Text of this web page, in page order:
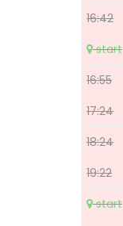
16:42
start
16:55
17:24
18:24
19:22
start